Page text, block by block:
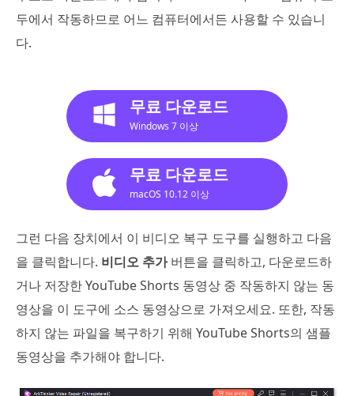
두에서 작동하므로 어느 컴퓨터에서든 사용할 수 있습니
다.
무료 다운로드
Windows 7 이상
무료 다운로드
macOS 10.12 이상
그런 다음 장치에서 이 비디오 복구 도구를 실행하고 다음
을 클릭합니다. 비디오 추가버튼을 클릭하고, 다운로드하
거나 저장한 YouTube Shorts 동영상 중 작동하지 않는 동
영상을 이 도구에 소스 동영상으로 가져오세요. 또한, 작동
하지 않는 파일을 복구하기 위해 YouTube Shorts의 샘플
동영상을 추가해야 합니다.